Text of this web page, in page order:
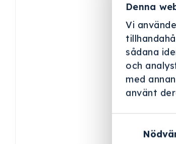
Denna
Vi
sådana
och
med
använt